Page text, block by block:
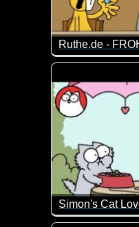
Ruthe.de -
Wusstest du,
Simon's Cat